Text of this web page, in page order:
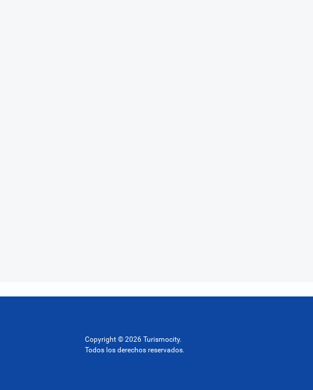
Copyright © 2026 Turismocity.
Todos los derechos reservados.